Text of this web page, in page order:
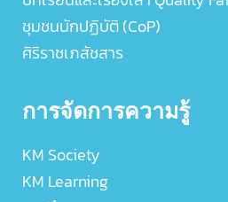
ชุมชนนักปฏิบัติ (CoP)
ศิริราชเภสัชสาร
การจัดการความรู้
KM Society
KM Learning